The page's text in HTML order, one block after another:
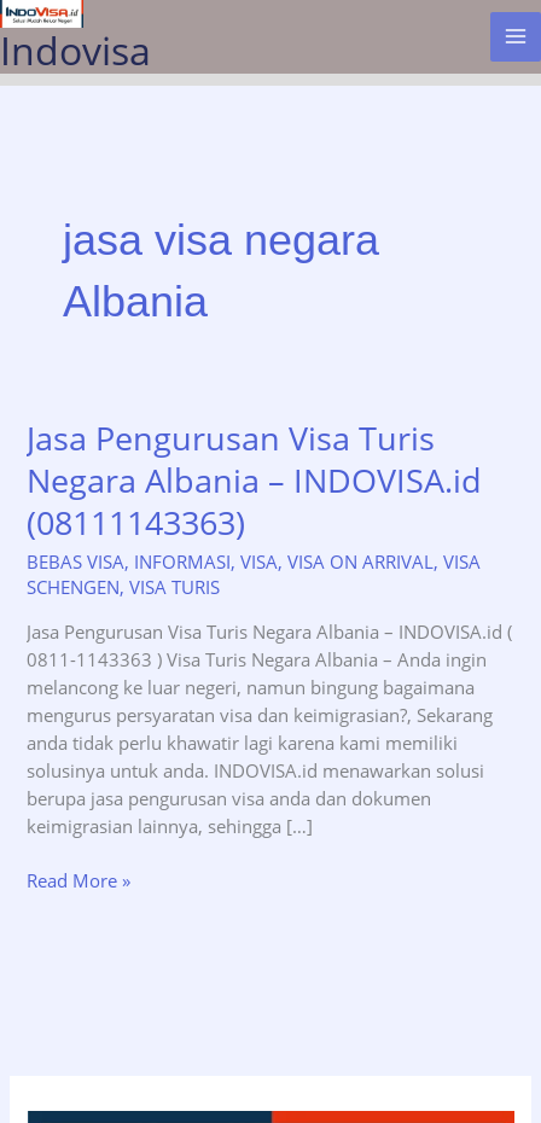
Lewati
ke
konten
Indovisa
jasa visa negara
Albania
Jasa Pengurusan Visa Turis
Negara Albania – INDOVISA.id
(08111143363)
BEBAS VISA, INFORMASI,VISA,VISA ON ARRIVAL,VISA
SCHENGEN,VISA TURIS
Jasa Pengurusan Visa Turis Negara Albania – INDOVISA.id (
0811-1143363 ) Visa Turis Negara Albania – Anda ingin
melancong ke luar negeri, namun bingung bagaimana
mengurus persyaratan visa dan keimigrasian?, Sekarang
anda tidak perlu khawatir lagi karena kami memiliki
solusinya untuk anda. INDOVISA.id menawarkan solusi
berupa jasa pengurusan visa anda dan dokumen
keimigrasian lainnya, sehingga […]
Jasa
Read More »